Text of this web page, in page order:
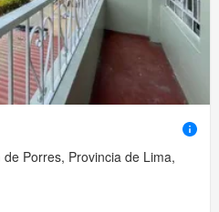
Porres, Provincia de Lima,